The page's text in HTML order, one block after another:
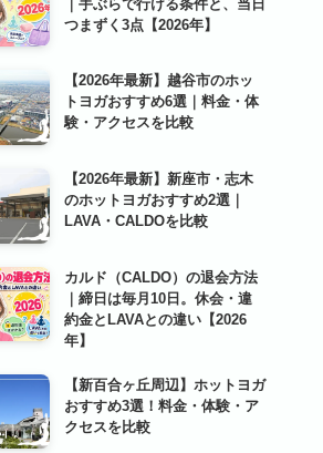
｜手ぶらで行ける条件と、当日
つまずく3点【2026年】
【2026年最新】越谷市のホッ
トヨガおすすめ6選｜料金・体
験・アクセスを比較
【2026年最新】新座市・志木
のホットヨガおすすめ2選｜
LAVA・CALDOを比較
カルド（CALDO）の退会方法
｜締日は毎月10日。休会・違
約金とLAVAとの違い【2026
年】
【新百合ヶ丘周辺】ホットヨガ
おすすめ3選！料金・体験・ア
クセスを比較